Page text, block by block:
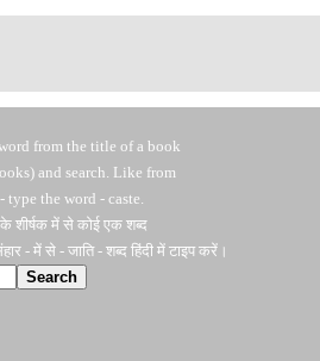
from the title of a book
and search. Like from
the word - caste.
के शीर्षक में से कोई एक शब्द
- में से - जाति - शब्द हिंदी में टाइप करें।
Search